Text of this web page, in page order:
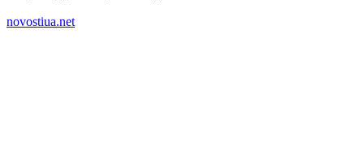
novostiua.net